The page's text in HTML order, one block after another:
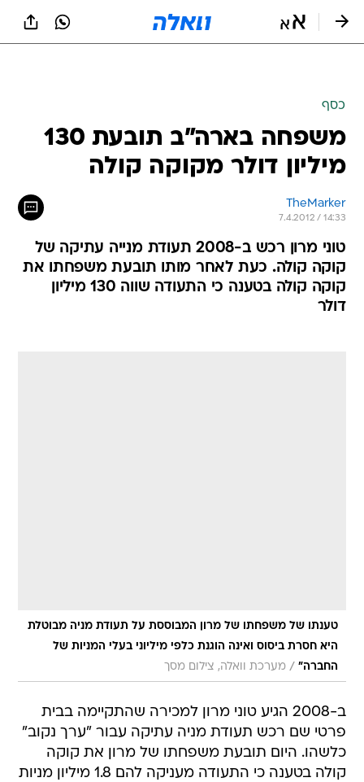
כסף
משפחה בארה"ב תובעת 130
מיליון דולר מקוקה קולה
TheMarker
7.4.2012 / 14:33
טוני מרון רכש ב-2008 תעודת מנייה עתיקה של
קוקה קולה. כעת לאחר מותו תובעת משפחתו את
קוקה קולה בטענה כי התעודה שווה 130 מיליון
דולר
טענתו של משפחתו של מרון המבוססת על תעודת מניה מבוטלת
היא חסרת ביסוס ואינה הוגנת כלפי מיליוני בעלי המניות של
החברה" / מערכת וואלה, צילום מסך
ב-2008 הגיע טוני מרון למכירה שהתקיימה בבית
פרטי שם רכש תעודת מניה עתיקה עבור "ערך נקוב"
כלשהו. היום תובעת משפחתו של מרון את קוקה
קולה בטענה כי התעודה מעניקה להם 1.8 מיליון מניות